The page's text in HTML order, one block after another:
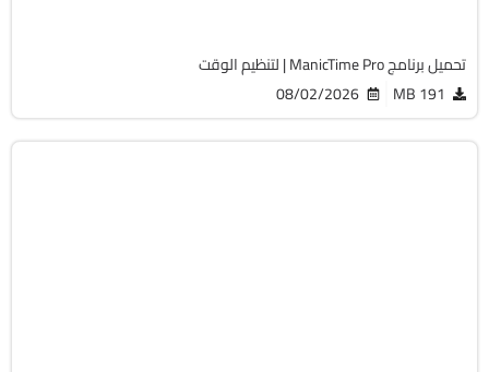
تحميل برنامج ManicTime Pro | لتنظيم الوقت
191 MB
08/02/2026